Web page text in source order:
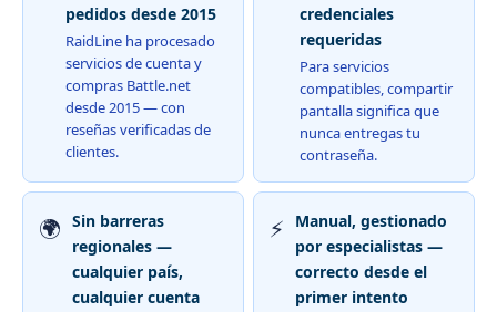
pedidos desde 2015
RaidLine ha procesado
servicios de cuenta y
compras Battle.net
desde 2015 — con
reseñas verificadas de
clientes.
credenciales
requeridas
Para servicios
compatibles, compartir
pantalla significa que
nunca entregas tu
contraseña.
🌍 Sin barreras
regionales —
cualquier país,
cualquier cuenta
⚡
Manual, gestionado
por especialistas —
correcto desde el
primer intento